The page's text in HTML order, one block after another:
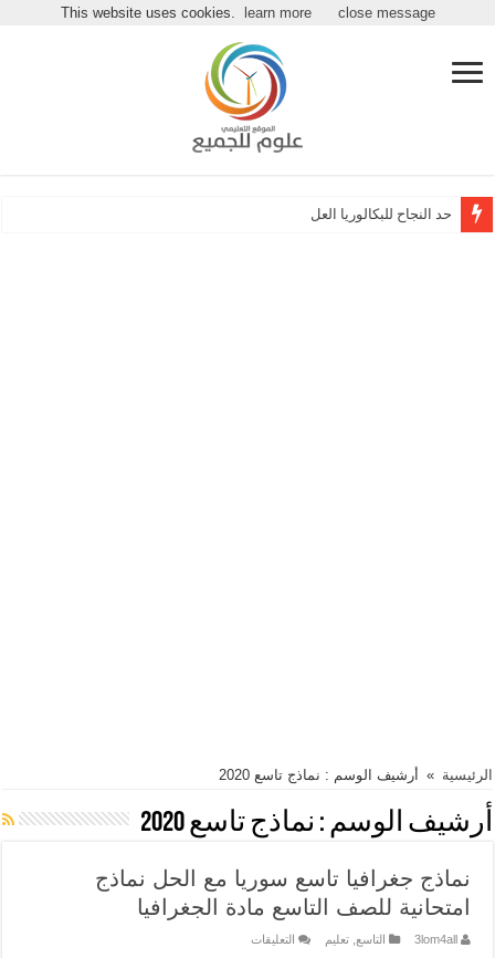
مرحباً بكـ بموقع علوم للجميع
حد النجاح للبكالوريا العلمي
الرئيسية » أرشيف الوسم : نماذج تاسع 2020
أرشيف الوسم : نماذج تاسع 2020
نماذج جغرافيا تاسع سوريا مع الحل نماذج
امتحانية للصف التاسع مادة الجغرافيا
3lom4all التاسع ,تعليم التعليقات
This website uses cookies. learn more close message